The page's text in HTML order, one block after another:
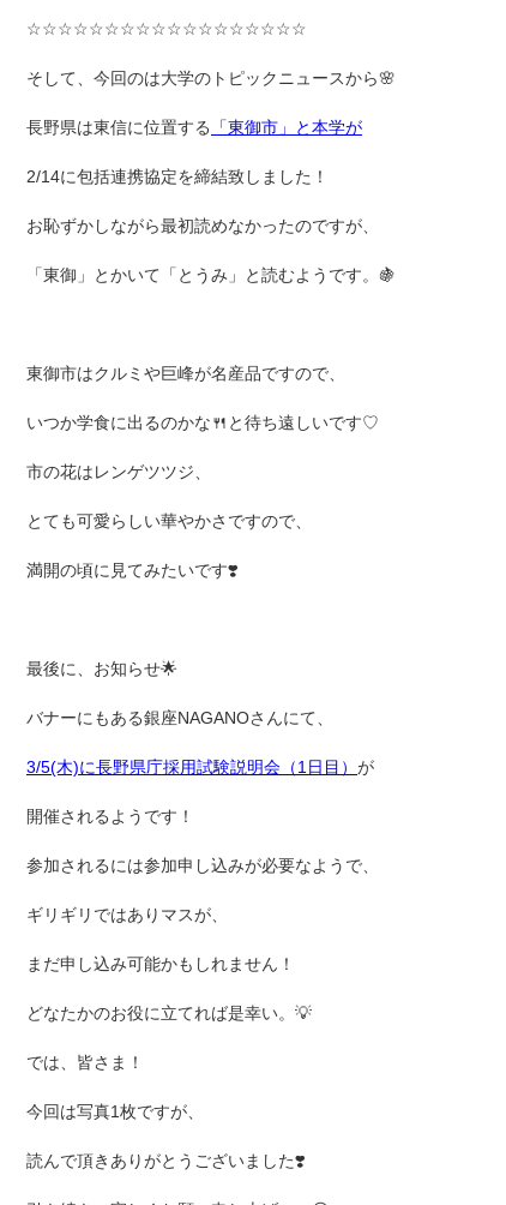
☆☆☆☆☆☆☆☆☆☆☆☆☆☆☆☆☆☆
そして、今回のは大学のトピックニュースから🌸
長野県は東信に位置する 「東御市」と本学が
2/14に包括連携協定を締結致しました！
お恥ずかしながら最初読めなかったのですが、
「東御」とかいて「とうみ」と読むようです。🍇
東御市はクルミや巨峰が名産品ですので、
いつか学食に出るのかな🍴と待ち遠しいです♡
市の花はレンゲツツジ、
とても可愛らしい華やかさですので、
満開の頃に見てみたいです❣️
最後に、お知らせ🌟
バナーにもある銀座NAGANOさんにて、
3/5(木)に長野県庁採用試験説明会（1日目） が
開催されるようです！
参加されるには参加申し込みが必要なようで、
ギリギリではありマスが、
まだ申し込み可能かもしれません！
どなたかのお役に立てれば是幸い。💡
では、皆さま！
今回は写真1枚ですが、
読んで頂きありがとうございました❣️